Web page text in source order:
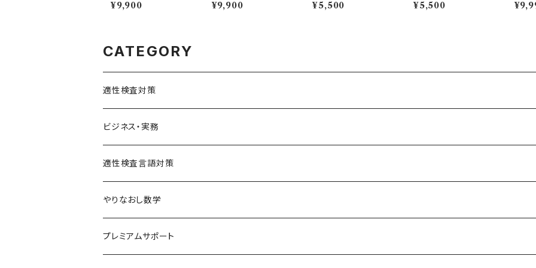
録・スマホで本番形式の
¥9,900 ¥9,900
第一歩
¥5,500 ¥5,500
スマ
CATEGORY
適性検査対策
SPI対策
テストセンター(SPI-G,SPI-U)
WEBテスティング
クリティカルシンキング
玉手箱・GAB対策（SHL社）
NMAT・JMAT対策
ビジネス・実務
統計
適性検査言語対策
やりなおし数学
中学数学まるっとコース
プレミアムサポート